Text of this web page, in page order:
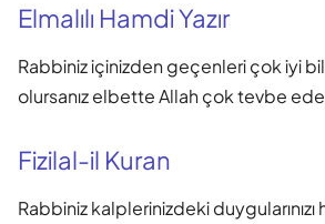
Elmalılı Hamdi Yazır
Rabbiniz içinizden geçenleri çok iyi
olursanız elbette Allah çok tevbe
Fizilal-il Kuran
Rabbiniz kalplerinizdeki